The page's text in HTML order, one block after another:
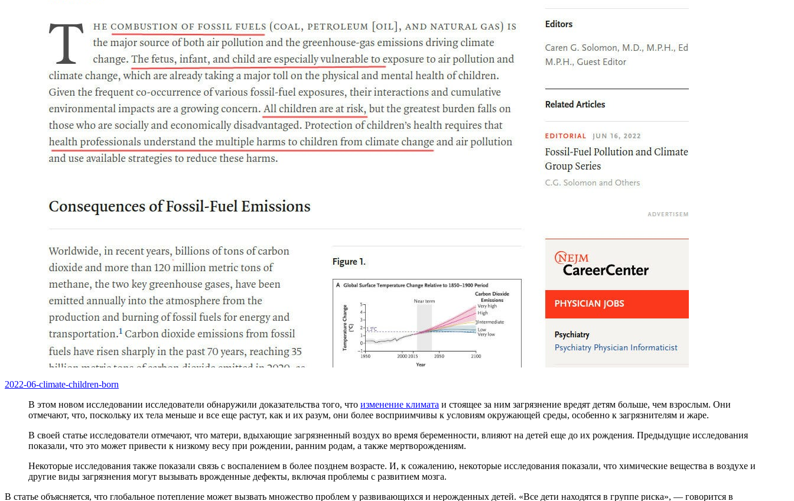
2022-06-climate-children-born
В этом новом исследовании исследователи обнаружили доказательства того, что изменение климата и стоящее за ним загрязнение вредят детям больше, чем взрослым. Они
отмечают, что, поскольку их тела меньше и все еще растут, как и их разум, они более восприимчивы к условиям окружающей среды, особенно к загрязнителям и жаре.
В своей статье исследователи отмечают, что матери, вдыхающие загрязненный воздух во время беременности, влияют на детей еще до их рождения. Предыдущие исследования
показали, что это может привести к низкому весу при рождении, ранним родам, а также мертворождениям.
Некоторые исследования также показали связь с воспалением в более позднем возрасте. И, к сожалению, некоторые исследования показали, что химические вещества в воздухе и
другие виды загрязнения могут вызывать врожденные дефекты, включая проблемы с развитием мозга.
В статье объясняется, что глобальное потепление может вызвать множество проблем у развивающихся и нерожденных детей. «Все дети находятся в группе риска», — говорится в